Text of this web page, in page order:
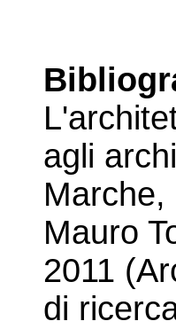
agli
Marche,
Mauro
2011
di